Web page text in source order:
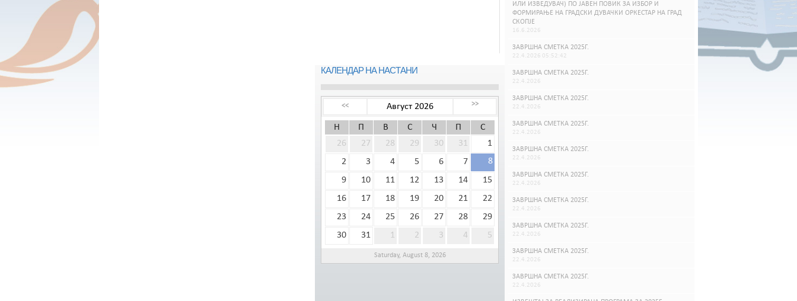
ИЛИ ИЗВЕДУВАЧ) ПО ЈАВЕН ПОВИК ЗА ИЗБОР И
ФОРМИРАЊЕ НА ГРАДСКИ ДУВАЧКИ ОРКЕСТАР НА ГРАД
СКОПЈЕ
16.6.2026
ЗАВРШНА СМЕТКА 2025Г.
22.4.2026 05:52:42
ЗАВРШНА СМЕТКА 2025Г.
22.4.2026
ЗАВРШНА СМЕТКА 2025Г.
22.4.2026
ЗАВРШНА СМЕТКА 2025Г.
22.4.2026
ЗАВРШНА СМЕТКА 2025Г.
22.4.2026
ЗАВРШНА СМЕТКА 2025Г.
22.4.2026
ЗАВРШНА СМЕТКА 2025Г.
22.4.2026
ЗАВРШНА СМЕТКА 2025Г.
22.4.2026
ЗАВРШНА СМЕТКА 2025Г.
22.4.2026
ЗАВРШНА СМЕТКА 2025Г.
22.4.2026
КАЛЕНДАР НА НАСТАНИ
<< Август 2026 >>
Н П В С Ч П
С
26
27 28 29 30 31
1
2
3 4 5 6 7
8
9
10 11 12 13 14
15
16
17 18 19 20 21
22
23
24 25 26 27 28
29
30
31 1 2 3 4 5
Saturday, August 8, 2026